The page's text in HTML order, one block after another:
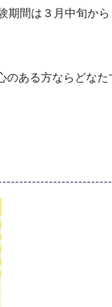
間は３月中旬か
ある方ならどな